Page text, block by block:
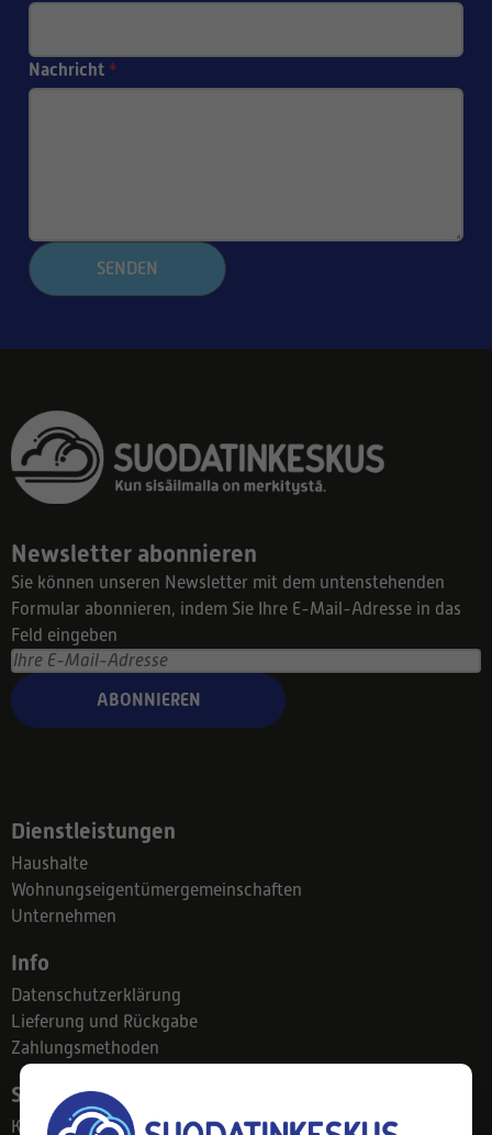
Nachricht *
SENDEN
Newsletter abonnieren
Sie können unseren Newsletter mit dem untenstehenden
Formular abonnieren, indem Sie Ihre E-Mail-Adresse in das
Feld eingeben
ABONNIEREN
Dienstleistungen
Haushalte
Wohnungseigentümergemeinschaften
Unternehmen
Info
Datenschutzerklärung
Lieferung und Rückgabe
Zahlungsmethoden
Suodatinkeskus
Kontakt